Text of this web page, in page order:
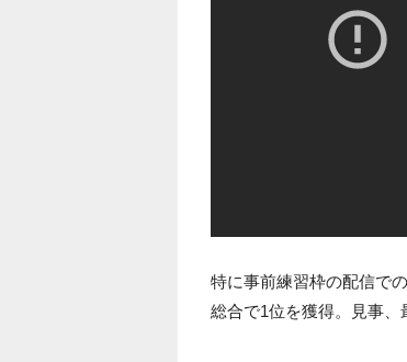
特に事前練習枠の配信で
総合で1位を獲得。見事、